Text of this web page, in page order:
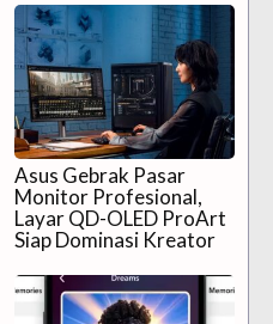
Asus Gebrak Pasar
Monitor Profesional,
Layar QD-OLED ProArt
Siap Dominasi Kreator